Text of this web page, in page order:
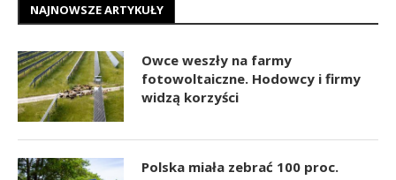
NAJNOWSZE ARTYKUŁY
Owce weszły na farmy
fotowoltaiczne. Hodowcy i firmy
widzą korzyści
Polska miała zebrać 100 proc.